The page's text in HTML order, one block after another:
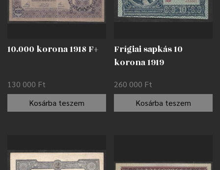
10.000 korona 1918 F+
130 000 Ft
Kosárba teszem
Frígiai sapkás 10
korona 1919
260 000 Ft
Kosárba teszem